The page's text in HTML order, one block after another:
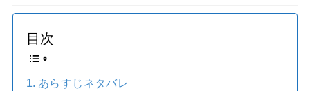
目次
あらすじネタバレ